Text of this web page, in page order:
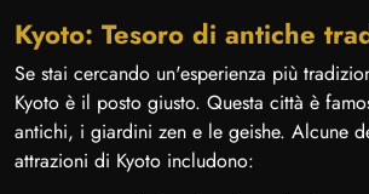
Kyoto: Tesoro di antiche
Se stai cercando un'esperienza più
Kyoto è il posto giusto. Questa città è
antichi, i giardini zen e le geishe. Alcune
attrazioni di Kyoto includono: